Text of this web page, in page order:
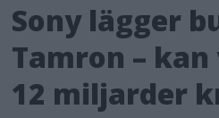
Sony lägger
Tamron –
12 miljarder